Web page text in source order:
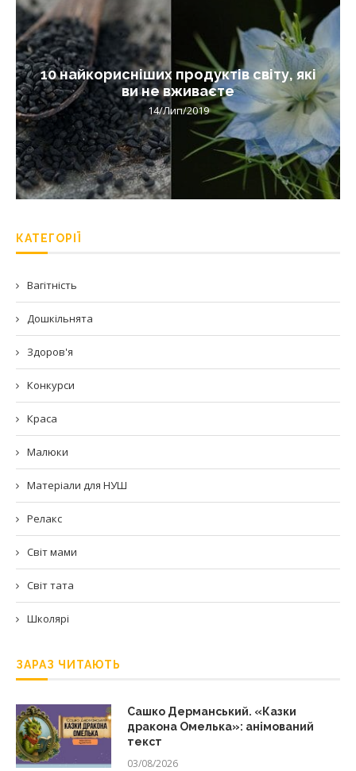
10 найкорисніших продуктів світу, які
ви не вживаєте
14/Лип/2019
КАТЕГОРІЇ
Вагітність
Дошкільнята
Здоров'я
Конкурси
Краса
Малюки
Матеріали для НУШ
Релакс
Світ мами
Світ тата
Школярі
ЗАРАЗ ЧИТАЮТЬ
Сашко Дерманський. «Казки
дракона Омелька»: анімований
текст
03/08/2026